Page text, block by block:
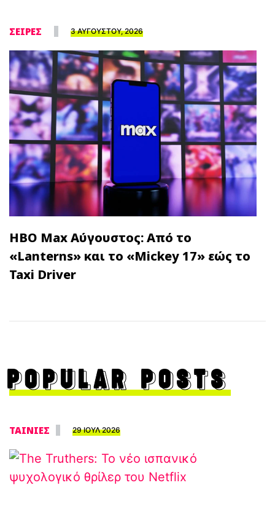
ΣΕΙΡΕΣ 3 ΑΥΓΟΥΣΤΟΥ, 2026
HBO Max Αύγουστος: Από το
«Lanterns» και το «Mickey 17» εώς το
Taxi Driver
POPULAR POSTS
ΤΑΙΝΙΕΣ 29 ΙΟΥΛ 2026